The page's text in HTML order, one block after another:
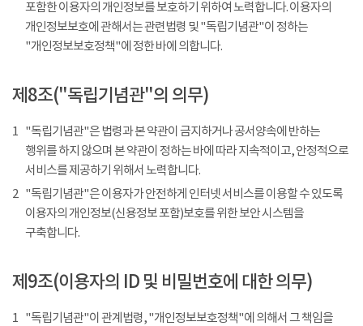
포함한 이용자의 개인정보를 보호하기 위하여 노력합니다. 이용자의
개인정보보호에 관해서는 관련법령 및 "독립기념관"이 정하는
"개인정보보호정책"에 정한 바에 의합니다.
제8조("독립기념관"의 의무)
1 "독립기념관"은 법령과 본 약관이 금지하거나 공서양속에 반하는
행위를 하지 않으며 본 약관이 정하는 바에 따라 지속적이고, 안정적으로
서비스를 제공하기 위해서 노력합니다.
2 "독립기념관"은 이용자가 안전하게 인터넷 서비스를 이용할 수 있도록
이용자의 개인정보(신용정보 포함)보호를 위한 보안 시스템을
구축합니다.
제9조(이용자의 ID 및 비밀번호에 대한 의무)
1 "독립기념관"이 관계법령, "개인정보보호정책"에 의해서 그 책임을